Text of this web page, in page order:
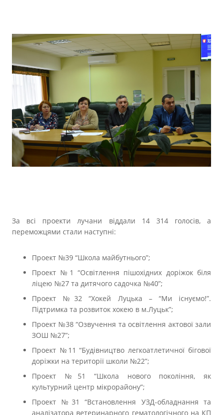
За всі проекти лучани віддали 14 314 голосів, а
переможцями стали наступні:
Проект №39 “Школа майбутнього”;
Проект №1 “Освітлення пішохідних доріжок біля
ліцею №27 та дитячого садочка №40”;
Проект №32 “Хокей Луцька – “Ми існуємо!”.
Підтримка та розвиток хокею в м.Луцьк”;
Проект №38 “Озвучення та освітлення актової зали
ЗОШ №27”;
Проект №11 “Будівництво легкоатлетичної бігової
доріжки на території школи №22”;
Проект №51 “Школа нового покоління, як
культурний центр мікрорайону”;
Проект №31 “Встановлення УЗД-обладнання та
аналізатора ветеринарного гематологічного на КП